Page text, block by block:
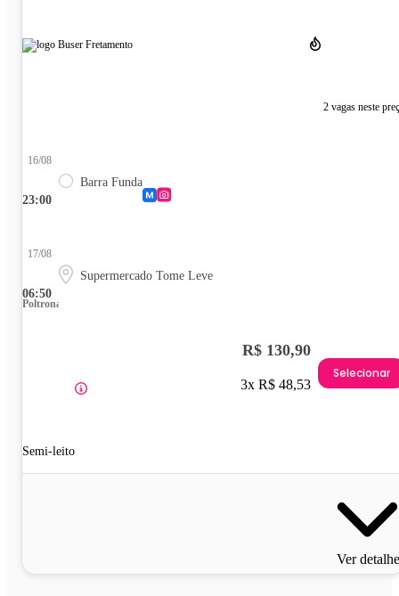
2 vagas neste
23:00
16/08
Barra Funda
06:50
17/08
Supermercado Tome Leve
Poltrona
Semi-leito
R$ 130,90
3x R$ 48,53
Selecionar
Ver